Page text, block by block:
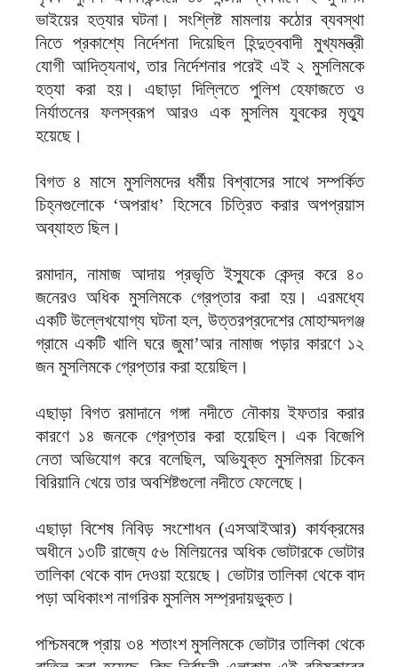
ভাইয়ের হত্যার ঘটনা। সংশ্লিষ্ট মামলায় কঠোর ব্যবস্থা
নিতে প্রকাশ্যে নির্দেশনা দিয়েছিল হিন্দুত্ববাদী মুখ্যমন্ত্রী
যোগী আদিত্যনাথ, তার নির্দেশনার পরেই এই ২ মুসলিমকে
হত্যা করা হয়। এছাড়া দিল্লিতে পুলিশ হেফাজতে ও
নির্যাতনের ফলস্বরূপ আরও এক মুসলিম যুবকের মৃত্যু
হয়েছে।
বিগত ৪ মাসে মুসলিমদের ধর্মীয় বিশ্বাসের সাথে সম্পর্কিত
চিহ্নগুলোকে ‘অপরাধ’ হিসেবে চিত্রিত করার অপপ্রয়াস
অব্যাহত ছিল।
রমাদান, নামাজ আদায় প্রভৃতি ইস্যুকে কেন্দ্র করে ৪০
জনেরও অধিক মুসলিমকে গ্রেপ্তার করা হয়। এরমধ্যে
একটি উল্লেখযোগ্য ঘটনা হল, উত্তরপ্রদেশের মোহাম্মদগঞ্জ
গ্রামে একটি খালি ঘরে জুমা’আর নামাজ পড়ার কারণে ১২
জন মুসলিমকে গ্রেপ্তার করা হয়েছিল।
এছাড়া বিগত রমাদানে গঙ্গা নদীতে নৌকায় ইফতার করার
কারণে ১৪ জনকে গ্রেপ্তার করা হয়েছিল। এক বিজেপি
নেতা অভিযোগ করে বলেছিল, অভিযুক্ত মুসলিমরা চিকেন
বিরিয়ানি খেয়ে তার অবশিষ্টগুলো নদীতে ফেলেছে।
এছাড়া বিশেষ নিবিড় সংশোধন (এসআইআর) কার্যক্রমের
অধীনে ১৩টি রাজ্যে ৫৬ মিলিয়নের অধিক ভোটারকে ভোটার
তালিকা থেকে বাদ দেওয়া হয়েছে। ভোটার তালিকা থেকে বাদ
পড়া অধিকাংশ নাগরিক মুসলিম সম্প্রদায়ভুক্ত।
পশ্চিমবঙ্গে প্রায় ৩৪ শতাংশ মুসলিমকে ভোটার তালিকা থেকে